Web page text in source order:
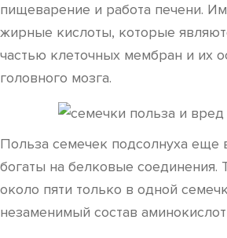
пищеварение и работа печени.
жирные кислоты, которые
частью клеточных мембран и их
головного мозга.
Польза семечек подсолнуха еще
богаты на белковые соединения.
около пяти только в одной
незаменимый состав